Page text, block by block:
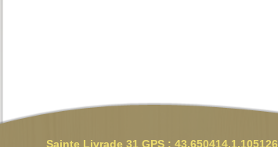
Sainte Livrade 31 GPS : 43.650414,1.105126